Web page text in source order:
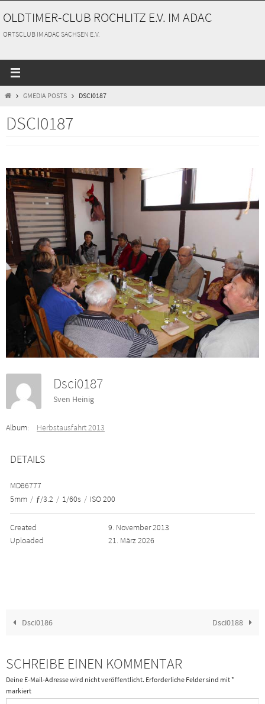
Inhalt
springen
OLDTIMER-CLUB ROCHLITZ E.V. IM ADAC
ORTSCLUB IM ADAC SACHSEN E.V.
STARTGMEDIA POSTS DSCI0187
DSCI0187
Dsci0187
Sven Heinig
Album: Herbstausfahrt 2013
DETAILS
MD86777
5mm / ƒ/3.2 / 1/60s / ISO 200
Created
9. November 2013
Uploaded
21. März 2026
Dsci0186 Dsci0188
SCHREIBE EINEN KOMMENTAR
Deine E-Mail-Adresse wird nicht veröffentlicht. Erforderliche Felder sind mit*
markiert